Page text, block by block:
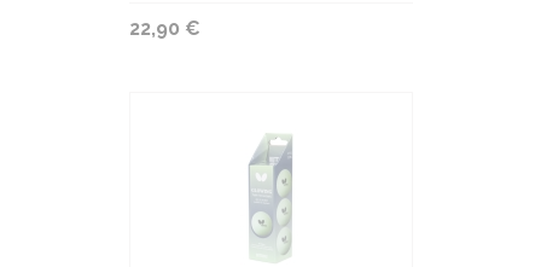
22,90 €